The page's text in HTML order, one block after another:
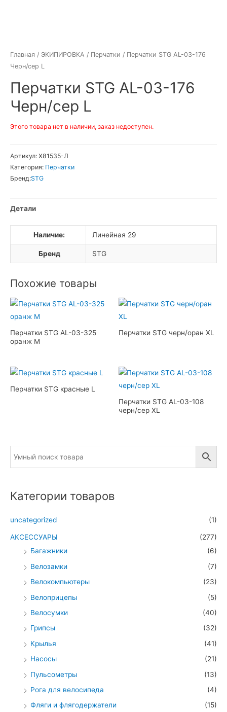
Главная / ЭКИПИРОВКА / Перчатки / Перчатки STG AL-03-176
Черн/сер L
Перчатки STG AL-03-176
Черн/сер L
Этого товара нет в наличии, заказ недоступен.
Артикул: Х81535-Л
Категория: Перчатки
Бренд:STG
Детали
Наличие: Линейная 29
Бренд STG
Похожие товары
Перчатки STG AL-03-325
оранж M
Перчатки STG черн/оран XL
Перчатки STG красные L
Перчатки STG AL-03-108
черн/сер XL
Категории товаров
uncategorized (1)
АКСЕССУАРЫ
(277)
Багажники
(6)
Велозамки
(7)
Велокомпьютеры
(23)
Велоприцепы
(5)
Велосумки
(40)
Грипсы
(32)
Крылья
(41)
Насосы
(21)
Пульсометры
(13)
Рога для велосипеда
(4)
Фляги и флягодержатели
(15)